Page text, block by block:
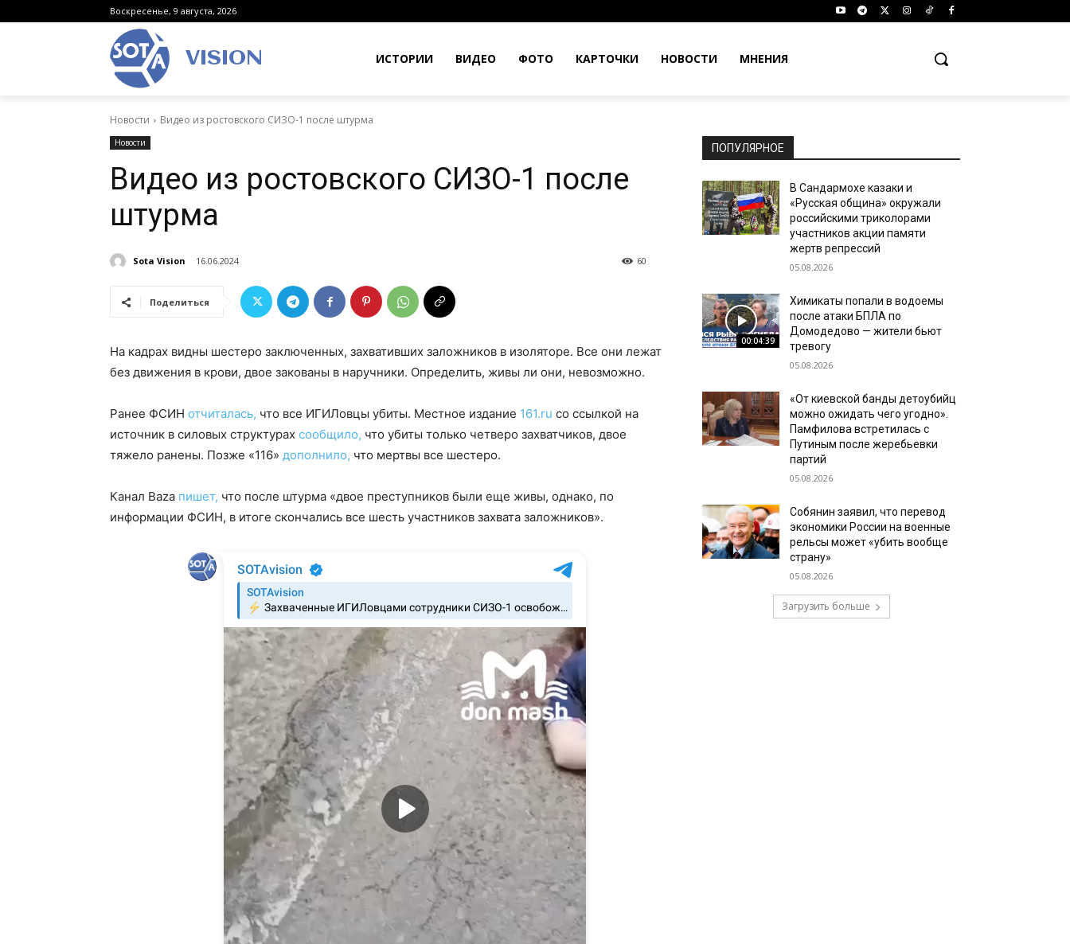
Воскресенье, 9 августа, 2026
VISION ИСТОРИИ ВИДЕО ФОТО КАРТОЧКИ НОВОСТИ МНЕНИЯ
Новости Видео из ростовского СИЗО-1 после штурма
Новости
Видео из ростовского СИЗО-1 после
штурма
Sota Vision 16.06.2024 60
Поделиться
На кадрах видны шестеро заключенных, захвативших заложников в изоляторе. Все они лежат
без движения в крови, двое закованы в наручники. Определить, живы ли они, невозможно.
Ранее ФСИН отчиталась, что все ИГИЛовцы убиты. Местное издание 161.ru со ссылкой на
источник в силовых структурах сообщило, что убиты только четверо захватчиков, двое
тяжело ранены. Позже «116» дополнило, что мертвы все шестеро.
Канал Baza пишет, что после штурма «двое преступников были еще живы, однако, по
информации ФСИН, в итоге скончались все шесть участников захвата заложников».
ПОПУЛЯРНОЕ
В Сандармохе казаки и
«Русская община» окружали
российскими триколорами
участников акции памяти
жертв репрессий
05.08.2026
00:04:39
Химикаты попали в водоемы
после атаки БПЛА по
Домодедово — жители бьют
тревогу
05.08.2026
«От киевской банды детоубийц
можно ожидать чего угодно».
Памфилова встретилась с
Путиным после жеребьевки
партий
05.08.2026
Собянин заявил, что перевод
экономики России на военные
рельсы может «убить вообще
страну»
05.08.2026
Загрузить больше